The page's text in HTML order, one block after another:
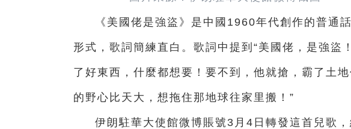
《美國佬是強盜》是中國1960年代創作的普通
形式， 歌詞 簡練直白。歌詞中提到“美國佬，是強盜
了好東西，什麼都想要！要不到，他就搶，霸了土
的野心比天大，想拖住那地球往家里搬！”
伊朗駐華大使館微博賬號3月4日轉發這首兒歌